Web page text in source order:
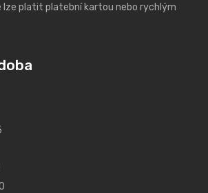
lze platit platební kartou nebo rychlým